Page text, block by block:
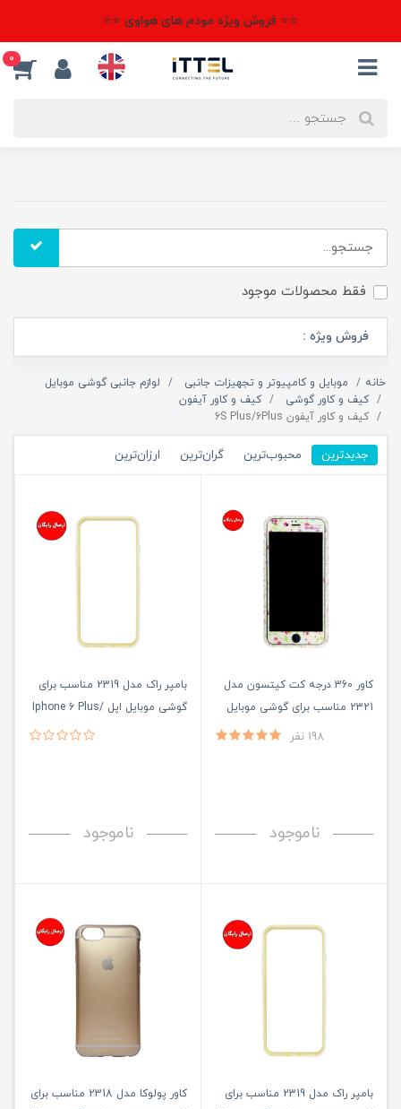
⭐⭐ فروش ویژه مودم های هواوی ⭐⭐
0
فقط محصولات موجود
فروش ویژه :
خانه موبایل و کامپیوتر و تجهیزات جانبی
لوازم جانبی گوشی موبایل
کیف و کاور گوشی
کیف و کاور آیفون
کیف و کاور آیفون 6S Plus/6Plus
جدیدترین محبوب‌ترین گران‌ترین ارزان‌ترین
کاور 360 درجه کت کیتسون مدل
2321 مناسب برای گوشی موبایل
198 نفر
ناموجود
بامپر راک مدل 2319 مناسب برای
گوشی موبایل اپل Iphone 6 Plus/
ناموجود
بامپر راک مدل 2319 مناسب برای
کاور پولوکا مدل 2318 مناسب برای